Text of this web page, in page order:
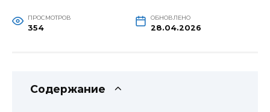
ПРОСМОТРОВ
354
ОБНОВЛЕНО
28.04.2026
Содержание